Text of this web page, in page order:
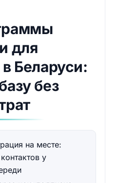
для
Беларуси:
без
на месте:
у